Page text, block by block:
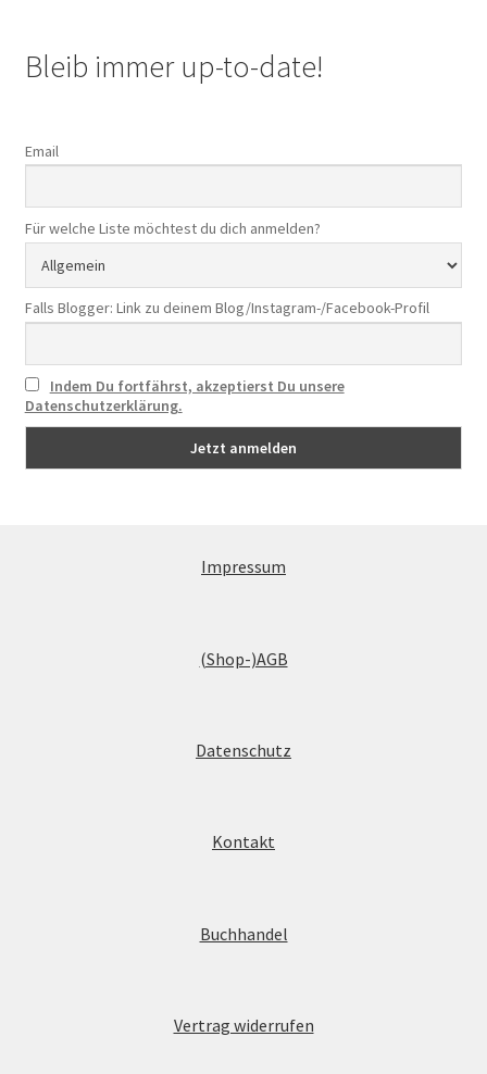
Bleib immer up-to-date!
Email
Für welche Liste möchtest du dich anmelden?
Falls Blogger: Link zu deinem Blog/Instagram-/Facebook-Profil
Indem Du fortfährst, akzeptierst Du unsere
Datenschutzerklärung.
Impressum
(Shop-)AGB
Datenschutz
Kontakt
Buchhandel
Vertrag widerrufen